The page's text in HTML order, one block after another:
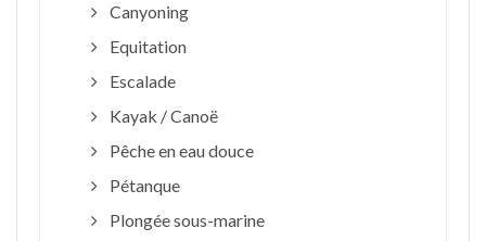
Canyoning
Equitation
Escalade
Kayak / Canoë
Pêche en eau douce
Pétanque
Plongée sous-marine